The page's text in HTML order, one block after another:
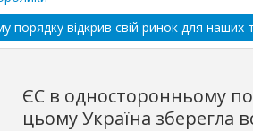
відкрив свій ринок для наших
ЄС в односторонньому
цьому Україна зберегла